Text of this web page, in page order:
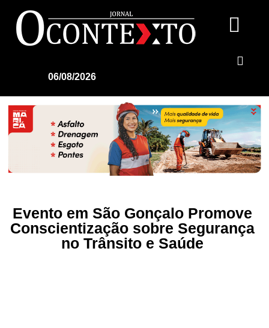
06/08/2026
Evento em São Gonçalo Promove
Conscientização sobre Segurança
no Trânsito e Saúde